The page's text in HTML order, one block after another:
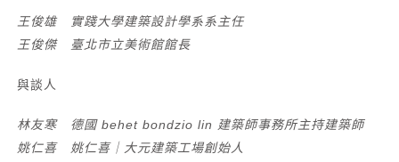
王俊雄 實踐大學建築設計學系系主任
王俊傑 臺北市立美術館館長
與談人
林友寒 德國 behet bondzio lin 建築師事務所主持建築師
姚仁喜 姚仁喜｜ 大元建築工場創始人